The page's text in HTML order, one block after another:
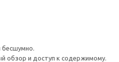
бесшумно.
обзор и доступ к содержимому.